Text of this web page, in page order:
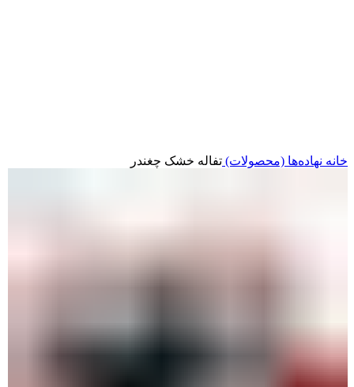
خانه نهاده‌ها (محصولات) تفاله خشک چغندر